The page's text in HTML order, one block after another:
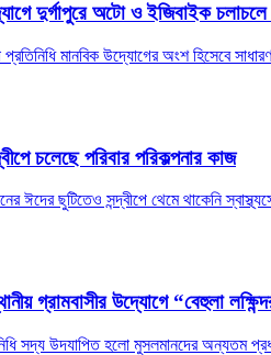
দুর্গাপুরে অটো ও ইজিবাইক
মানবিক উদ্যোগের অংশ হিসেবে
চলেছে পরিবার পরিকল্পনার কাজ
ঈদের ছুটিতেও সন্দ্বীপে থেমে থাকেনি
গ্রামবাসীর উদ্যোগে “বেহুলা
সদ্য উদযাপিত হলো মুসলমানদের অন্যতম